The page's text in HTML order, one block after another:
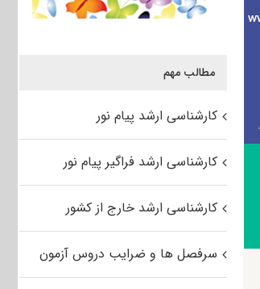
مطالب مهم
کارشناسی ارشد پیام نور
کارشناسی ارشد فراگیر پیام نور
کارشناسی ارشد خارج از کشور
سرفصل ها و ضرایب دروس آزمون